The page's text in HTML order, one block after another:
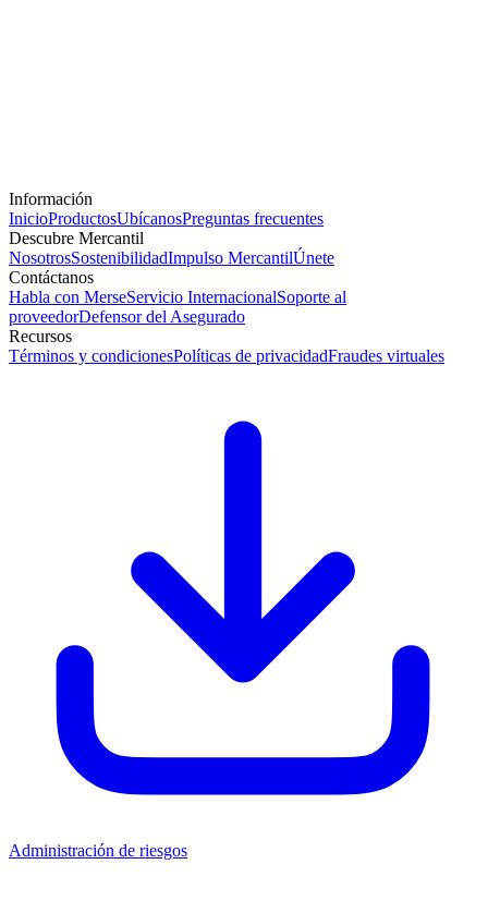
Información
InicioProductosUbícanosPreguntas frecuentes
Descubre Mercantil
NosotrosSostenibilidadImpulso MercantilÚnete
Contáctanos
Habla con MerseServicio InternacionalSoporte al
proveedorDefensor del Asegurado
Recursos
Términos y condicionesPolíticas de privacidadFraudes virtuales
Administración de riesgos